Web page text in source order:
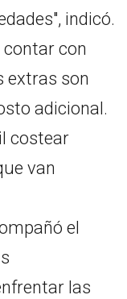
indicó.
contar con
extras son
adicional.
costear
van
el
las